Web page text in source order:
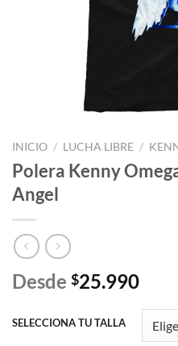
INICIO / LUCHA LIBRE /
Polera Kenny
Angel
Desde $25.990
SELECCIONA TU TALLA